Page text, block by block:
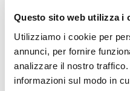
Questo sito web utilizza i
Utilizziamo i cookie per
annunci, per fornire
analizzare il nostro
informazioni sul modo in